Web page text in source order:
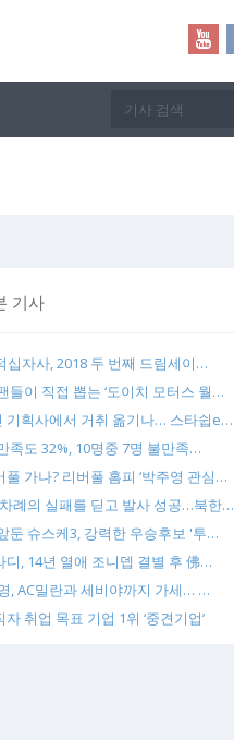
기사
십자사, 2018 두 번째 드림세이…
들이 직접 뽑는 ‘도이치 모터스 월…
기획사에서 거취 옮기나… 스타쉽e…
족도 32%, 10명중 7명 불만족…
풀 가나? 리버풀 홈피 ‘박주영 관심…
례의 실패를 딛고 발사 성공…북한…
둔 슈스케3, 강력한 우승후보 '투…
디, 14년 열애 조니뎁 결별 후 佛…
영, AC밀란과 세비야까지 가세… …
취업 목표 기업 1위 ‘중견기업’